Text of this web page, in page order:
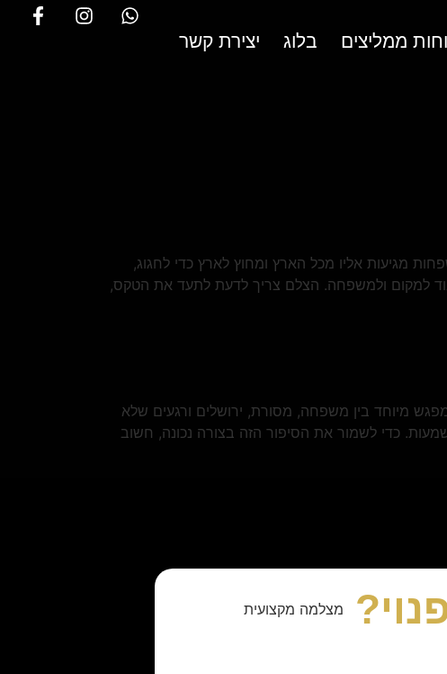
ממליצים בלוג יצירת קשר
מגיעות אליו מכל הארץ ומחוץ לארץ כדי לחגוג,
למקום ולמשפחה. הצלם צריך לדעת לתעד את הטקס,
מיוחד בין משפחה, מסורת, ירושלים ורגעים שלא
כדי לשמור את הסיפור הזה בצורה נכונה, חשוב